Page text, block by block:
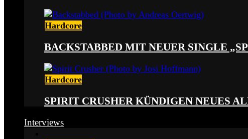
Hardcore
BACKSTABBED MIT NEUER SINGLE
Hardcore
SPIRIT CRUSHER KÜNDIGEN NEUES
Interviews